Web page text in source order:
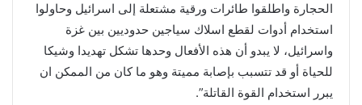
الحجارة واطلقوا طائرات ورقية مشتعلة إلى اسرائيل وحاولوا
استخدام أدوات لقطع اسلاك سياجين حدوديين بين غزة
واسرائيل، لا يبدو أن هذه الأفعال وحدها تشكل تهديدا وشيكا
للحياة أو قد تتسبب بإصابة مميتة وهو ما كان من الممكن ان
يبرر استخدام القوة القاتلة”.